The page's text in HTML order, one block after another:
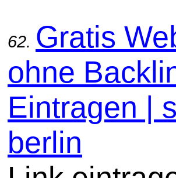
62. Gratis
ohne
Eintragen |
berlin